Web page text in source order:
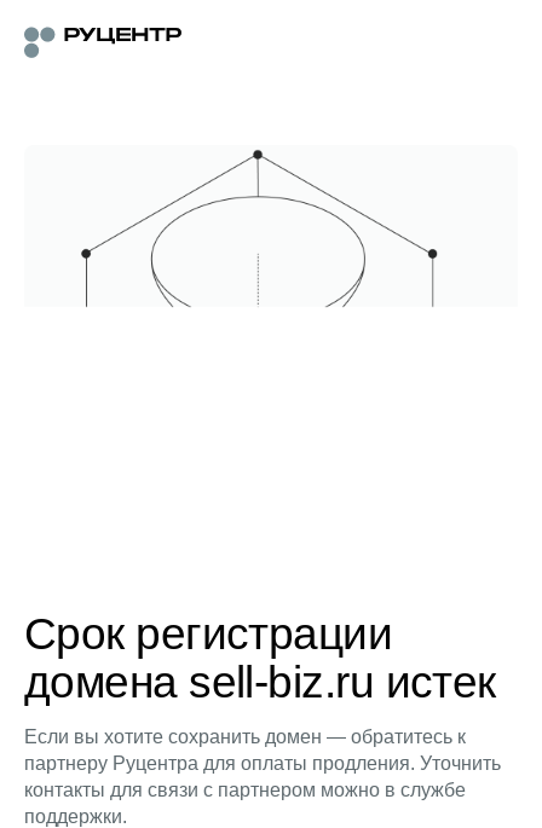
Срок регистрации
домена sell-biz.ru истек
Если вы хотите сохранить домен — обратитесь к
партнеру Руцентра для оплаты продления. Уточнить
контакты для связи с партнером можно в службе
поддержки.